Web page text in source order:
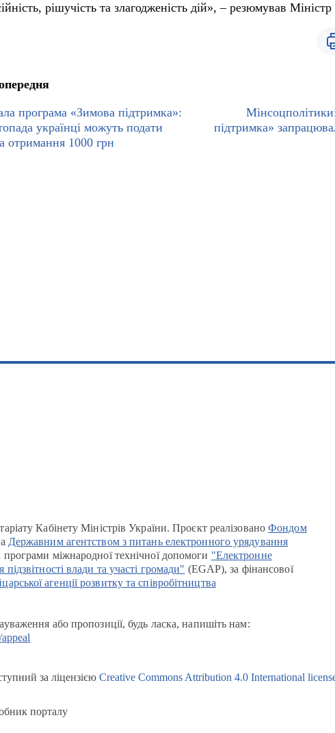
рішучість та злагодженість дій», – резюмував
програма «Зимова підтримка»:
українці можуть подати
отримання 1000 грн
підтримка»
Кабінету Міністрів України. Проєкт реалізованоФондом
Державним агентством з питань електронного урядування
міжнародної технічної допомоги "Електронне
підзвітності влади та участі громади" (EGAP), за фінансової
агенції розвитку та співробітництва
або пропозиції, будь ласка, напишіть нам:
за ліцензією Creative Commons Attribution 4.0 International
порталу